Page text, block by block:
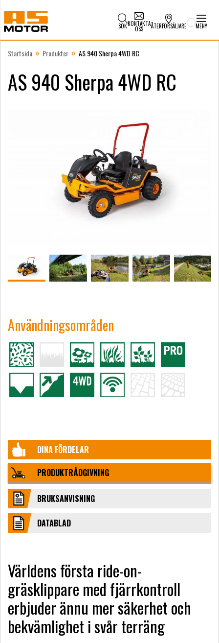
SÖKKONTAKTA
OSS ÅTERFÖRSÄLJARE MENY
Startsida » Produkter » AS 940 Sherpa 4WD RC
AS 940 Sherpa 4WD RC
Användningsområden
DINA FÖRDELAR
PRODUKTRÅDGIVNING
BRUKSANVISNING
DATABLAD
Världens första ride-on-
gräsklippare med fjärrkontroll
erbjuder ännu mer säkerhet och
bekvämlighet i svår terräng